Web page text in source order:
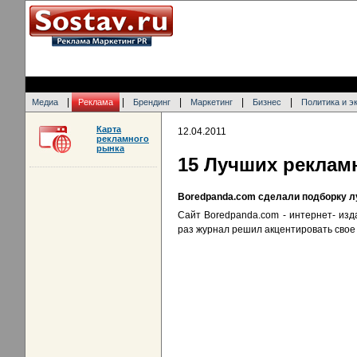
Медиа Реклама Брендинг Маркетинг Бизнес Политика и
12.04.2011
15 Лучших
Boredpanda.com сделали подборку
Сайт Boredpanda.com - интернет-
раз журнал решил акцентировать
Карта
рекламного
рынка